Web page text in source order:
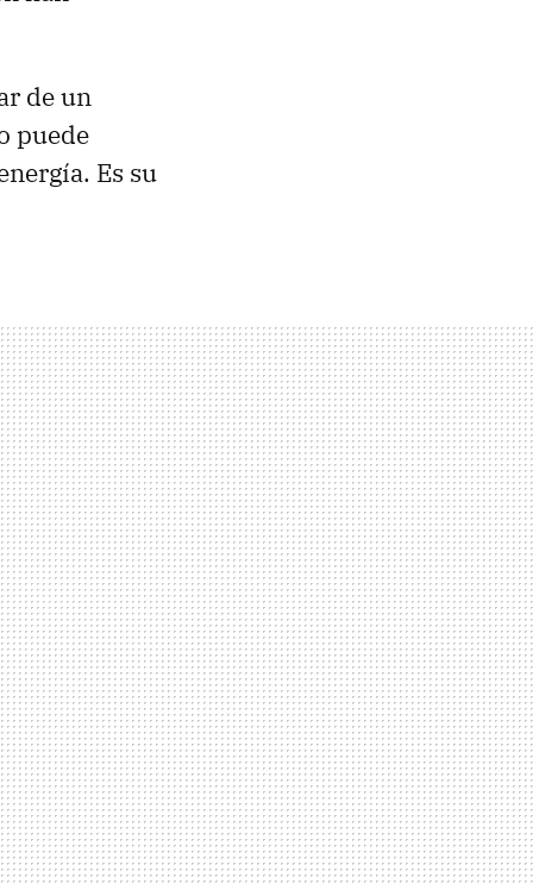
de un
puede
Es su